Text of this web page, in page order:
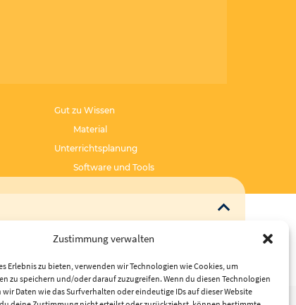
Zustimmung verwalten
Erlebnis zu bieten, verwenden wir Technologien wie Cookies, um
zu speichern und/oder darauf zuzugreifen. Wenn du diesen Technologien
Daten wie das Surfverhalten oder eindeutige IDs auf dieser Website
Gut zu Wissen
Material
Unterrichtsplanung
Software und Tools